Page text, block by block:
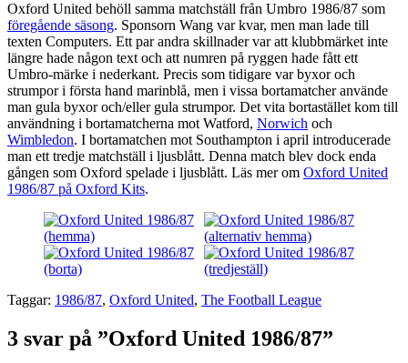
Oxford United behöll samma matchställ från Umbro 1986/87 som
föregående säsong. Sponsorn Wang var kvar, men man lade till
texten Computers. Ett par andra skillnader var att klubbmärket inte
längre hade någon text och att numren på ryggen hade fått ett
Umbro-märke i nederkant. Precis som tidigare var byxor och
strumpor i första hand marinblå, men i vissa bortamatcher använde
man gula byxor och/eller gula strumpor. Det vita bortastället kom till
användning i bortamatcherna mot Watford, Norwich och
Wimbledon. I bortamatchen mot Southampton i april introducerade
man ett tredje matchställ i ljusblått. Denna match blev dock enda
gången som Oxford spelade i ljusblått. Läs mer om Oxford United
1986/87 på Oxford Kits.
Taggar: 1986/87, Oxford United, The Football League
3 svar på ”Oxford United 1986/87”